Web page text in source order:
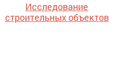
Исследование
строительных объектов